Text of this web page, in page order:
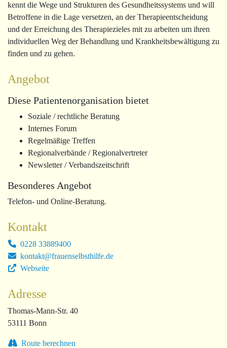
kennt die Wege und Strukturen des Gesundheitssystems und will
Betroffene in die Lage versetzen, an der Therapieentscheidung
und der Erreichung des Therapiezieles mit zu arbeiten um ihren
individuellen Weg der Behandlung und Krankheitsbewältigung zu
finden und zu gehen.
Angebot
Diese Patientenorganisation bietet
Soziale / rechtliche Beratung
Internes Forum
Regelmäßige Treffen
Regionalverbände / Regionalvertreter
Newsletter / Verbandszeitschrift
Besonderes Angebot
Telefon- und Online-Beratung.
Kontakt
0228 33889400
kontakt@frauenselbsthilfe.de
Webseite
Adresse
Thomas-Mann-Str. 40
53111 Bonn
Route berechnen